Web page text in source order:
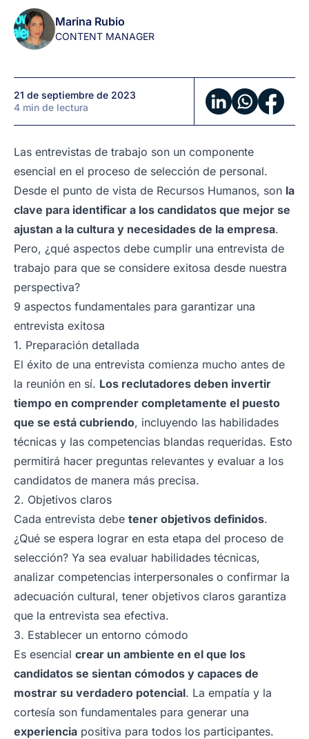
trabajo
para
que
considere
exitosa?
Marina Rubio
CONTENT MANAGER
21 de septiembre de 2023
4 min de lectura
Las entrevistas de trabajo son un componente
esencial en el proceso de selección de personal.
Desde el punto de vista de Recursos Humanos, son la
clave para identificar a los candidatos que mejor se
ajustan a la cultura y necesidades de la empresa.
Pero, ¿qué aspectos debe cumplir una entrevista de
trabajo para que se considere exitosa desde nuestra
perspectiva?
9 aspectos fundamentales para garantizar una
entrevista exitosa
1. Preparación detallada
El éxito de una entrevista comienza mucho antes de
la reunión en sí. Los reclutadores deben invertir
tiempo en comprender completamente el puesto
que se está cubriendo, incluyendo las habilidades
técnicas y las competencias blandas requeridas. Esto
permitirá hacer preguntas relevantes y evaluar a los
candidatos de manera más precisa.
2. Objetivos claros
Cada entrevista debe tener objetivos definidos.
¿Qué se espera lograr en esta etapa del proceso de
selección? Ya sea evaluar habilidades técnicas,
analizar competencias interpersonales o confirmar la
adecuación cultural, tener objetivos claros garantiza
que la entrevista sea efectiva.
3. Establecer un entorno cómodo
Es esencial crear un ambiente en el que los
candidatos se sientan cómodos y capaces de
mostrar su verdadero potencial. La empatía y la
cortesía son fundamentales para generar una
experiencia positiva para todos los participantes.